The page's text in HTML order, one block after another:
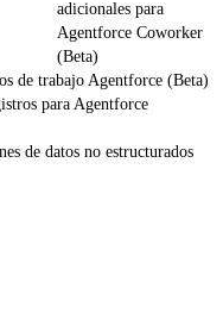
adicionales para
Agentforce Coworker
(Beta)
de trabajo Agentforce (Beta)
para Agentforce
de datos no estructurados